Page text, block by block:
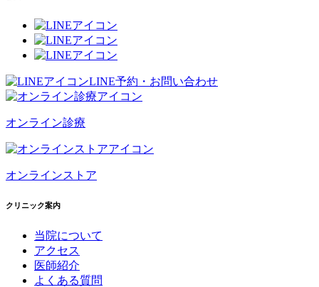
LINE予約・お問い合わせ
オンライン診療
オンラインストア
クリニック案内
当院について
アクセス
医師紹介
よくある質問